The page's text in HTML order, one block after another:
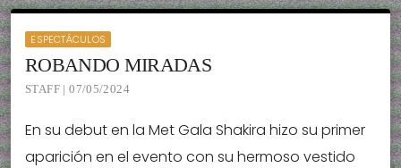
ESPECTÁCULOS
ROBANDO MIRADAS
STAFF | 07/05/2024
En su debut en la Met Gala Shakira hizo su primer
aparición en el evento con su hermoso vestido